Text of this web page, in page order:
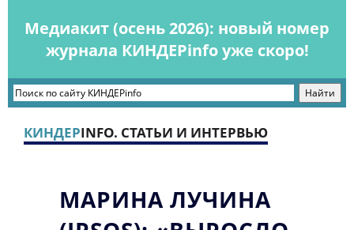
Медиакит (осень 2026): новый номер
журнала КИНДЕРinfo уже скоро!
КИНДЕРINFO. СТАТЬИ И ИНТЕРВЬЮ
МАРИНА ЛУЧИНА